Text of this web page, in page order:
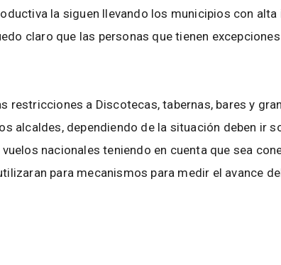
la siguen llevando los municipios con
claro que las personas que tienen
restricciones a Discotecas, tabernas, bares y
alcaldes, dependiendo de la situación deben ir
nacionales teniendo en cuenta que sea
para mecanismos para medir el avance